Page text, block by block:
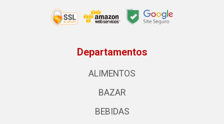
Departamentos
ALIMENTOS
BAZAR
BEBIDAS